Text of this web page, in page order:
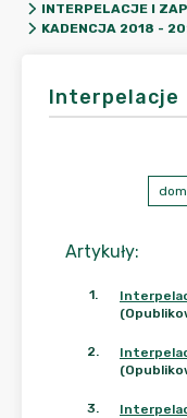
INTERPELACJE I
KADENCJA 2018 -
Interpelacje
Artykuły:
1.
2.
3.